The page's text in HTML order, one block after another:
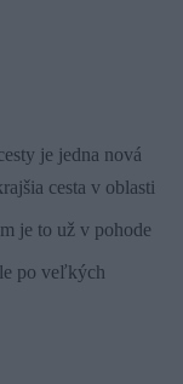
je jedna nová
cesta v oblasti
je to už v pohode
po veľkých